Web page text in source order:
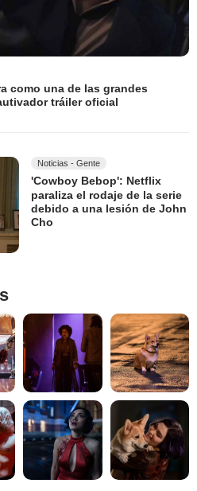
como una de las grandes
tráiler oficial
Noticias - Gente
'Cowboy Bebop': Netflix
paraliza el rodaje de la serie
debido a una lesión de John
Cho